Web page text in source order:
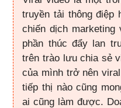
truyền tải thông điệp
chiến dịch marketing
phần thúc đẩy lan
trên trào lưu chia sẻ
của mình trở nên
tiếp thị nào cũng
ai cũng làm được.